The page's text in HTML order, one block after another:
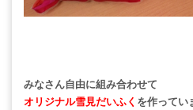
みなさん自由に組み合わせて
オリジナル雪見だいふく を作ってい